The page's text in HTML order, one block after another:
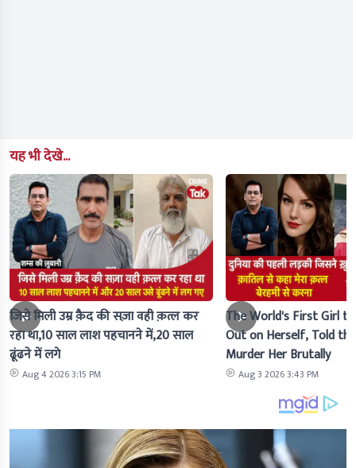
यह भी देखे...
जिसे मिली उम्र क़ैद की सज़ा वही क़त्ल कर
रहा था,10 साल लाश पहचानने में,20 साल
ढूंढने में लगे
Aug 4 2026 3:15 PM
The World's First Girl
Out on Herself, Told
Murder Her Brutally
Aug 3 2026 3:43 PM